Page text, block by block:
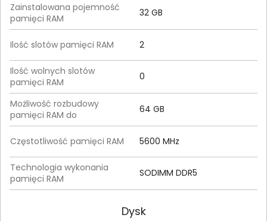
Zainstalowana pojemność
pamięci RAM
32 GB
Ilość slotów pamięci RAM 2
Ilość wolnych slotów
pamięci RAM
0
Możliwość rozbudowy
pamięci RAM do
64 GB
Częstotliwość pamięci RAM 5600 MHz
Technologia wykonania
pamięci RAM
SODIMM DDR5
Dysk